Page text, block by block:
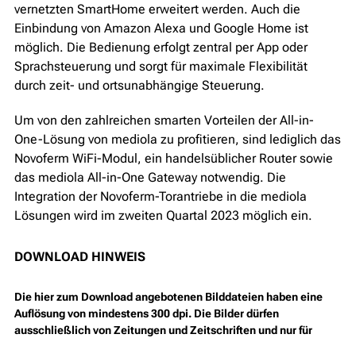
vernetzten SmartHome erweitert werden. Auch die
Einbindung von Amazon Alexa und Google Home ist
möglich. Die Bedienung erfolgt zentral per App oder
Sprachsteuerung und sorgt für maximale Flexibilität
durch zeit- und ortsunabhängige Steuerung.
Um von den zahlreichen smarten Vorteilen der All-in-
One-Lösung von mediola zu profitieren, sind lediglich das
Novoferm WiFi-Modul, ein handelsüblicher Router sowie
das mediola All-in-One Gateway notwendig. Die
Integration der Novoferm-Torantriebe in die mediola
Lösungen wird im zweiten Quartal 2023 möglich ein.
DOWNLOAD HINWEIS
Die hier zum Download angebotenen Bilddateien haben eine
Auflösung von mindestens 300 dpi. Die Bilder dürfen
ausschließlich von Zeitungen und Zeitschriften und nur für